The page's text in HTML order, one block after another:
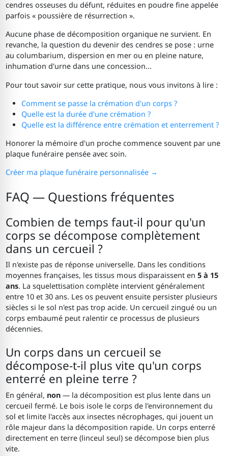
cendres osseuses du défunt, réduites en poudre fine appelée
parfois « poussière de résurrection ».
Aucune phase de décomposition organique ne survient. En
revanche, la question du devenir des cendres se pose : urne
au columbarium, dispersion en mer ou en pleine nature,
inhumation d'urne dans une concession...
Pour tout savoir sur cette pratique, nous vous invitons à lire :
Comment se passe la crémation d'un corps ?
Quelle est la durée d'une crémation ?
Quelle est la différence entre crémation et enterrement ?
Honorer la mémoire d'un proche commence souvent par une
plaque funéraire pensée avec soin.
Créer ma plaque funéraire personnalisée →
FAQ — Questions fréquentes
Combien de temps faut-il pour qu'un
corps se décompose complètement
dans un cercueil ?
Il n'existe pas de réponse universelle. Dans les conditions
moyennes françaises, les tissus mous disparaissent en5 à 15
ans. La squelettisation complète intervient généralement
entre 10 et 30 ans. Les os peuvent ensuite persister plusieurs
siècles si le sol n'est pas trop acide. Un cercueil zingué ou un
corps embaumé peut ralentir ce processus de plusieurs
décennies.
Un corps dans un cercueil se
décompose-t-il plus vite qu'un corps
enterré en pleine terre ?
En général, non — la décomposition est plus lente dans un
cercueil fermé. Le bois isole le corps de l'environnement du
sol et limite l'accès aux insectes nécrophages, qui jouent un
rôle majeur dans la décomposition rapide. Un corps enterré
directement en terre (linceul seul) se décompose bien plus
vite.